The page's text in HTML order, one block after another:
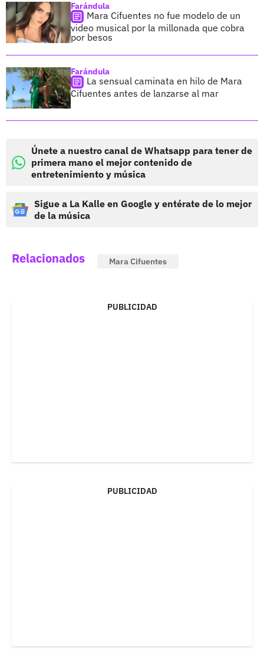
Farándula
Mara Cifuentes no fue modelo de un
video musical por la millonada que cobra
por besos
Farándula
La sensual caminata en hilo de Mara
Cifuentes antes de lanzarse al mar
Únete a nuestro canal de Whatsapp para tener de
primera mano el mejor contenido de
entretenimiento y música
Sigue a La Kalle en Google y entérate de lo mejor
de la música
Relacionados Mara Cifuentes
PUBLICIDAD
PUBLICIDAD